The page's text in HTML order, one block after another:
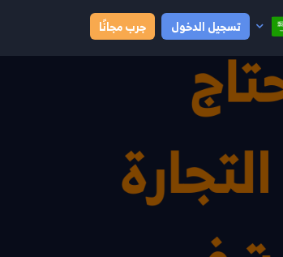
تسجيل الدخول جرب مجانًا